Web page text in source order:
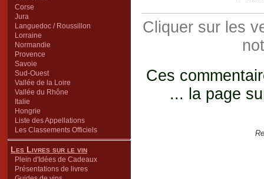
Corse
Jura
Languedoc / Roussillon
Lorraine
Normandie
Provence
Savoie
Sud-Ouest
Vallée de la Loire
Vallée du Rhône
Italie
Hongrie
Liste des Appellations
Les Classements Officiels
Les Livres sur le vin
Plein d'Idées de Cadeaux
Présentations de livres
Cliquer sur les
Ces
... la page